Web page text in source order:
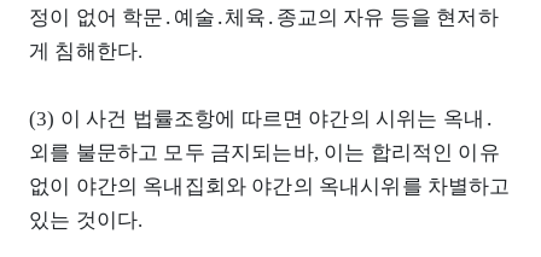
정이 없어 학문․예술․체육․종교의 자유 등을 현저하
게 침해한다.
(3) 이 사건 법률조항에 따르면 야간의 시위는 옥내․
외를 불문하고 모두 금지되는바, 이는 합리적인 이유
없이 야간의 옥내집회와 야간의 옥내시위를 차별하고
있는 것이다.